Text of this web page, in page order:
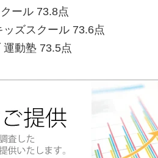
ール 73.8点
ズスクール 73.6点
動塾 73.5点